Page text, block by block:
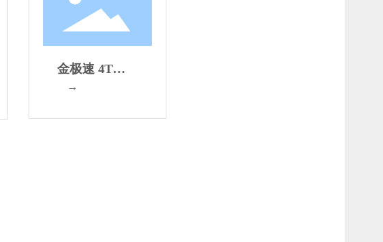
金极速 4T
SJ（0.9L/1L）
→